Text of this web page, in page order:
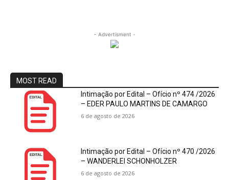
- Advertisment -
MOST READ
Intimação por Edital – Ofício nº 474 /2026
– EDER PAULO MARTINS DE CAMARGO
6 de agosto de 2026
Intimação por Edital – Ofício nº 470 /2026
– WANDERLEI SCHONHOLZER
6 de agosto de 2026